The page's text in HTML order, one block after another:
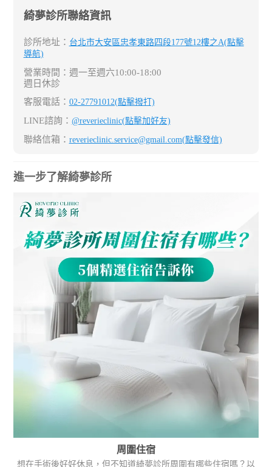
綺夢診所聯絡資訊
診所地址： 台北市大安區忠孝東路四段177號12樓之A(點擊
導航)
營業時間：週一至週六10:00-18:00
週日休診
客服電話： 02-27791012(點擊撥打)
LINE諮詢： @reverieclinic(點擊加好友)
聯絡信箱： reverieclinic.service@gmail.com(點擊發信)
進一步了解綺夢診所
周圍住宿
想在手術後好好休息，但不知道綺夢診所周圍有哪些住宿嗎？以